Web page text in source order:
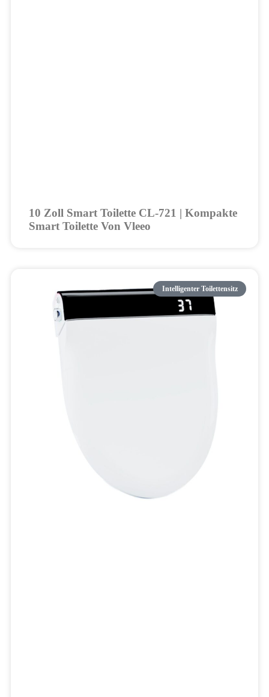
10 Zoll Smart Toilette CL-721 | Kompakte
Smart Toilette Von Vleeo
Intelligenter Toilettensitz